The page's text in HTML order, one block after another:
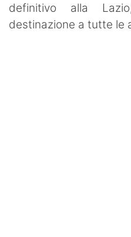
definitivo alla
destinazione a tutte le